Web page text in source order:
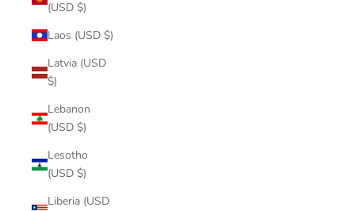
(USD $)
Laos (USD $)
Latvia (USD
$)
Lebanon
(USD $)
Lesotho
(USD $)
Liberia (USD